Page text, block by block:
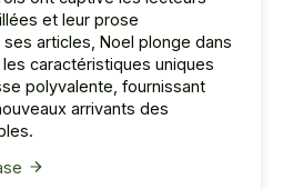
et leur prose
articles, Noel plonge dans
caractéristiques uniques
polyvalente, fournissant
arrivants des